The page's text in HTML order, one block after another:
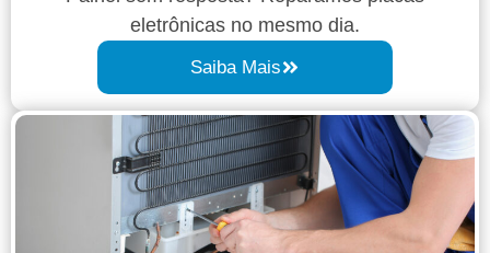
eletrônicas no mesmo dia.
Saiba Mais